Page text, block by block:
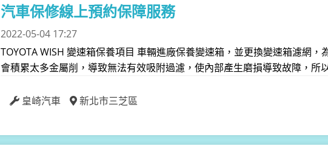
汽車保修線上預約保障服務
2022-05-04 17:27
TOYOTA WISH 變速箱保養項目 車輛進廠保養變速箱，並更換變速箱濾網
會積累太多金屬削，導致無法有效吸附過濾，使內部產生磨損導致故障，所
皇崎汽車 新北市三芝區